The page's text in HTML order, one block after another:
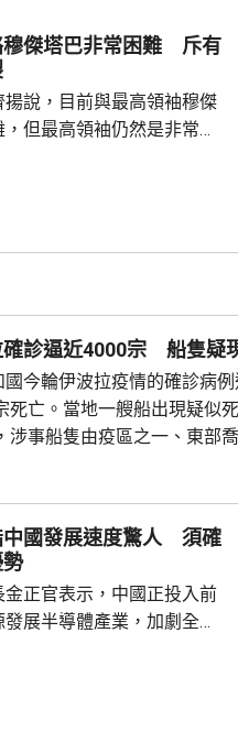
暴露無遺，敦促美方端正
徑和政治操弄。 中方又
使拉梅拉斯4月時亦...
穆傑塔巴非常困難 斥有
說，目前與最高領袖穆傑
但最高領袖仍然是非常重
裂。 伊朗國營電視
會提交報告後表示，只要
三票數支持，他就會接...
確診逼近4000宗 船隻疑
今輪伊波拉疫情的確診病
死亡。當地一艘船出現疑似
涉事船隻由疫區之一、東部
拉症狀，前往求醫後死亡
中國發展速度驚人 須確
正官表示，中國正投入前
展半導體產業，加劇全球
計到2030年前，全球記憶